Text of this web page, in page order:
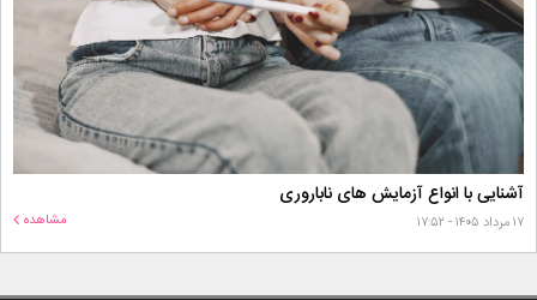
آشنایی با انواع آزمایش های ناباروری
۱۷ مرداد ۱۴۰۵ - ۱۷:۵۲ مشاهده